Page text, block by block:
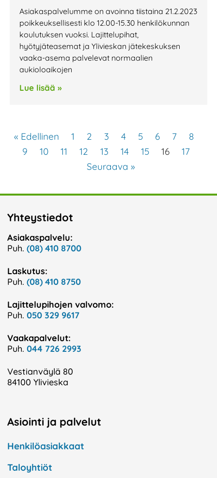
Asiakaspalvelumme on avoinna tiistaina 21.2.2023
poikkeuksellisesti klo 12.00-15.30 henkilökunnan
koulutuksen vuoksi. Lajittelupihat,
hyötyjäteasemat ja Ylivieskan jätekeskuksen
vaaka-asema palvelevat normaalien
aukioloaikojen
Lue lisää »
« Edellinen 1 2 3 4 5 6 7
8
9
10 11 12 13 14 15 16
17
Seuraava »
Yhteystiedot
Asiakaspalvelu:
Puh. (08) 410 8700
Laskutus:
Puh. (08) 410 8750
Lajittelupihojen valvomo:
Puh. 050 329 9617
Vaakapalvelut:
Puh. 044 726 2993
Vestianväylä 80
84100 Ylivieska
Asiointi ja palvelut
Henkilöasiakkaat
Taloyhtiöt